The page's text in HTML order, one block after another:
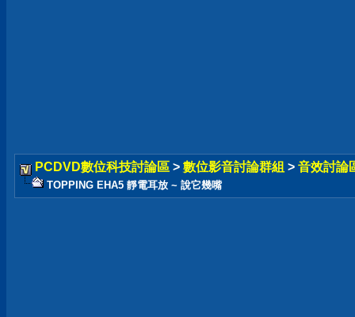
PCDVD數位科技討論區 > 數位影音討論群組 > 音效討論
TOPPING EHA5 靜電耳放 ~ 說它幾嘴